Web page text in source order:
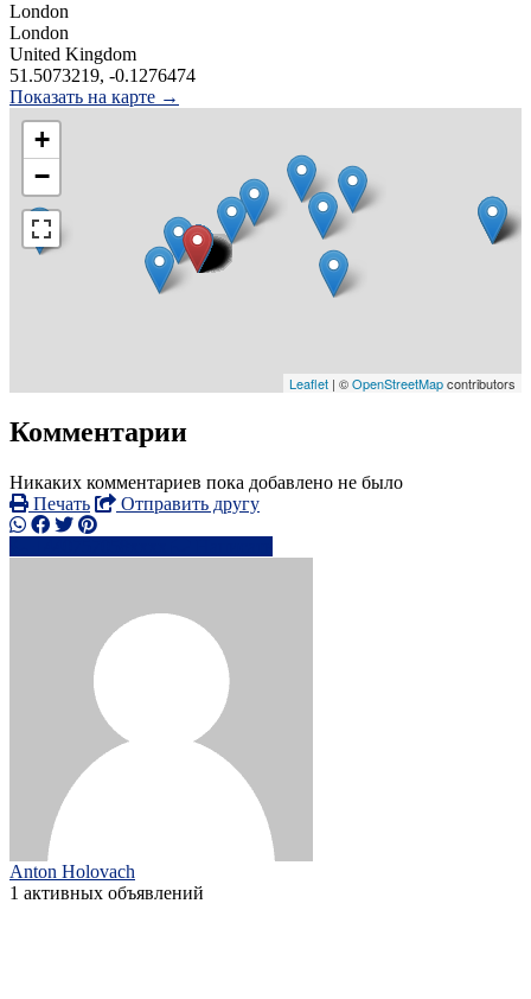
London
London
United Kingdom
51.5073219, -0.1276474
Показать на карте →
+
−
Leaflet | ©OpenStreetMapcontributors
Комментарии
Никаких комментариев пока добавлено не было
Печать
Отправить другу
Anton Holovach
1 активных объявлений